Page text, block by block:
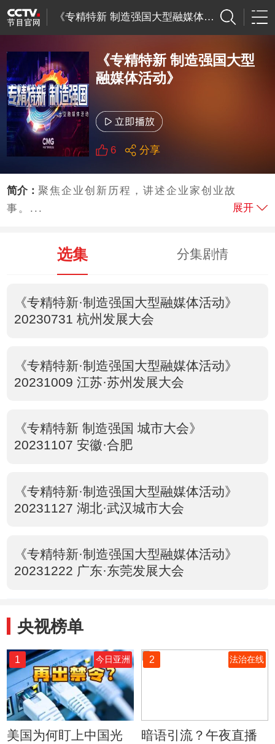
《专精特新 制造强国大型融媒体活动》
《专精特新 制造强国大型
融媒体活动》
6 分享
简介：聚焦企业创新历程，讲述企业家创业故
事。...
展开
选集 分集剧情
《专精特新·制造强国大型融媒体活动》
20230731 杭州发展大会
《专精特新·制造强国大型融媒体活动》
20231009 江苏·苏州发展大会
《专精特新 制造强国 城市大会》
20231107 安徽·合肥
《专精特新·制造强国大型融媒体活动》
20231127 湖北·武汉城市大会
《专精特新·制造强国大型融媒体活动》
20231222 广东·东莞发展大会
央视榜单
1 今日亚洲
美国为何盯上中国光
2 法治在线
暗语引流？午夜直播